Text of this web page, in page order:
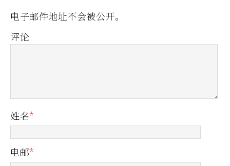
电子邮件地址不会被公开。
评论
姓名*
电邮*